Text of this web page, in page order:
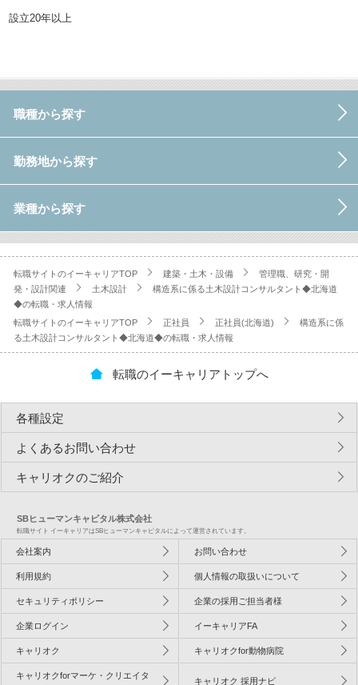
設立20年以上
職種から探す
勤務地から探す
業種から探す
転職サイトのイーキャリアTOP 建築・土木・設備
管理職、研究・開
発・設計関連
土木設計
構造系に係る土木設計コンサルタント◆北海道
◆の転職・求人情報
転職サイトのイーキャリアTOP
正社員 正社員(北海道)
構造系に係
る土木設計コンサルタント◆北海道◆の転職・求人情報
転職のイーキャリアトップへ
各種設定
よくあるお問い合わせ
キャリオクのご紹介
SBヒューマンキャピタル株式会社
転職サイト イーキャリアはSBヒューマンキャピタルによって運営されています。
会社案内 お問い合わせ
利用規約 個人情報の取扱いについて
セキュリティポリシー 企業の採用ご担当者様
企業ログイン イーキャリアFA
キャリオク キャリオクfor動物病院
キャリオクforマーケ・クリエイタ
キャリオク 採用ナビ